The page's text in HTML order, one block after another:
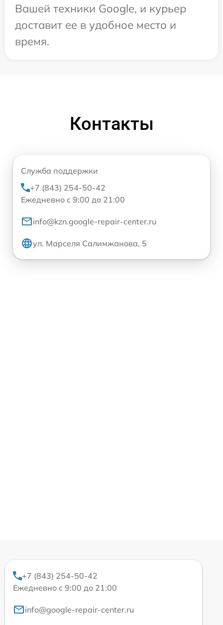
Вашей техники Google, и курьер
доставит ее в удобное место и
время.
Контакты
Служба поддержки
+7 (843) 254-50-42
Ежедневно с 9:00 до 21:00
info@kzn.google-repair-center.ru
ул. Марселя Салимжанова, 5
+7 (843) 254-50-42
Ежедневно с 9:00 до 21:00
info@google-repair-center.ru